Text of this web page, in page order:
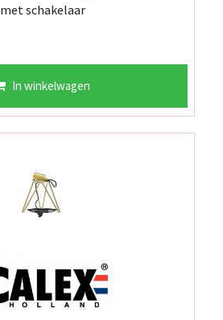
met schakelaar
In winkelwagen